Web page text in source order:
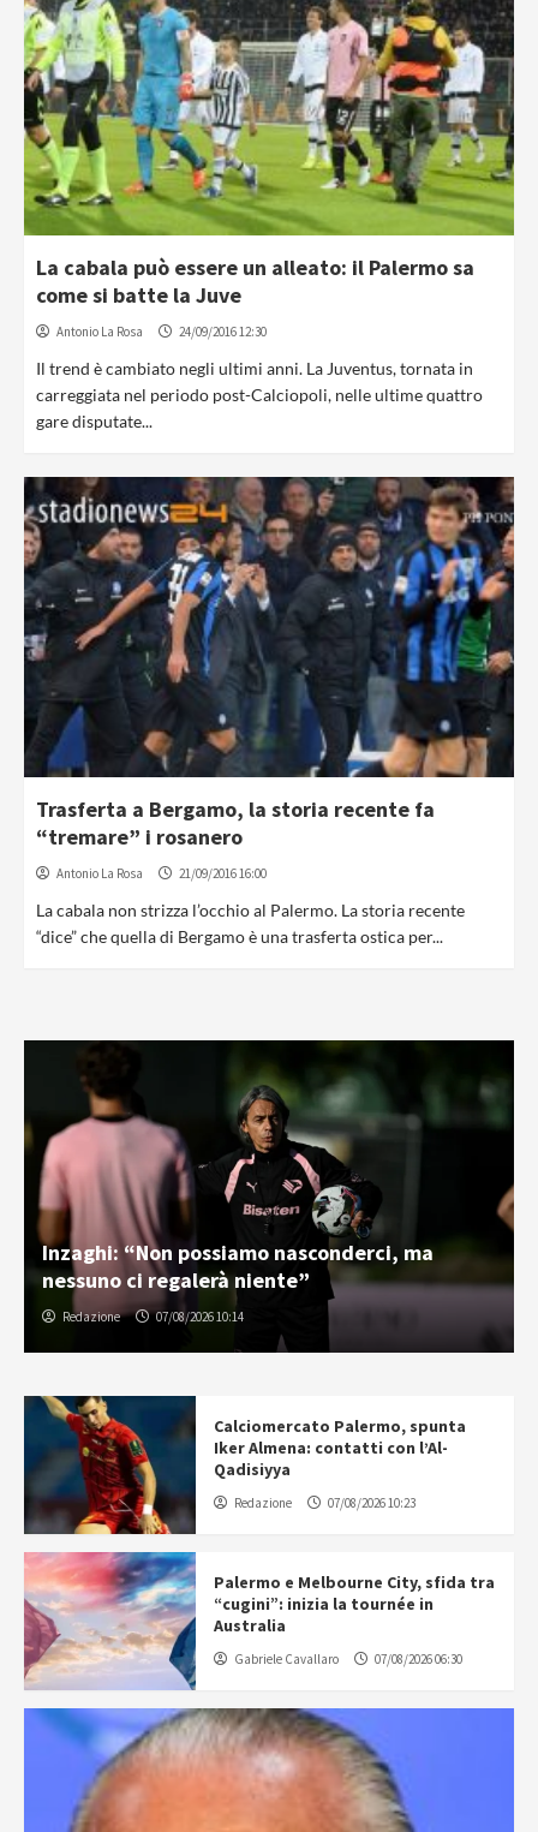
La cabala può essere un alleato: il Palermo sa
come si batte la Juve
Antonio La Rosa 24/09/2016 12:30
Il trend è cambiato negli ultimi anni. La Juventus, tornata in
carreggiata nel periodo post-Calciopoli, nelle ultime quattro
gare disputate...
Trasferta a Bergamo, la storia recente fa
“tremare” i rosanero
Antonio La Rosa 21/09/2016 16:00
La cabala non strizza l’occhio al Palermo. La storia recente
“dice” che quella di Bergamo è una trasferta ostica per...
Inzaghi: “Non possiamo nasconderci, ma
nessuno ci regalerà niente”
Redazione 07/08/2026 10:14
Calciomercato Palermo, spunta
Iker Almena: contatti con l’Al-
Qadisiyya
Redazione 07/08/2026 10:23
Palermo e Melbourne City, sfida tra
“cugini”: inizia la tournée in
Australia
Gabriele Cavallaro 07/08/2026 06:30